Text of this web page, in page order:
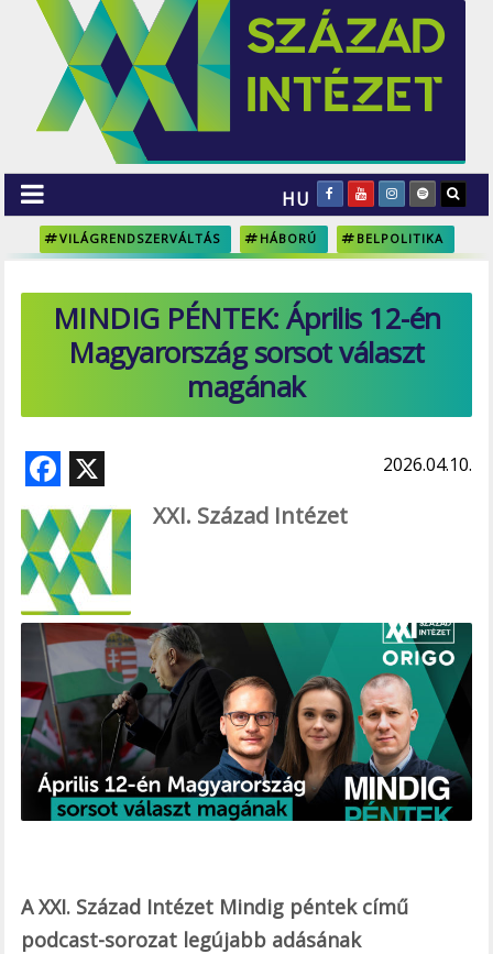
HU
VILÁGRENDSZERVÁLTÁS HÁBORÚ BELPOLITIKA
MINDIG PÉNTEK: Április 12-én
Magyarország sorsot választ
magának
F
ac
e
b
o
o
k
2026.04.10.
XXI. Század Intézet
A XXI. Század Intézet Mindig péntek című
podcast-sorozat legújabb adásának